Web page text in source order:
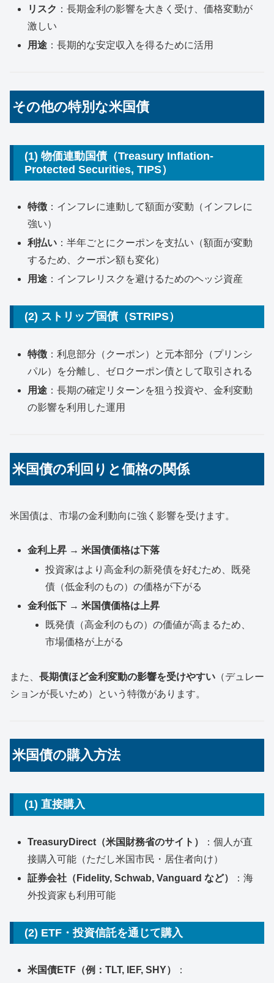
リスク ：長期金利の影響を大きく受け、価格変動が
激しい
用途 ：長期的な安定収入を得るために活用
その他の特別な米国債
(1) 物価連動国債（Treasury Inflation-
Protected Securities, TIPS）
特徴 ：インフレに連動して額面が変動（インフレに
強い）
利払い ：半年ごとにクーポンを支払い（額面が変動
するため、クーポン額も変化）
用途 ：インフレリスクを避けるためのヘッジ資産
(2) ストリップ国債（STRIPS）
特徴 ：利息部分（クーポン）と元本部分（プリンシ
パル）を分離し、ゼロクーポン債として取引される
用途 ：長期の確定リターンを狙う投資や、金利変動
の影響を利用した運用
米国債の利回りと価格の関係
米国債は、市場の金利動向に強く影響を受けます。
金利上昇 → 米国債価格は下落
投資家はより高金利の新発債を好むため、既発
債（低金利のもの）の価格が下がる
金利低下 → 米国債価格は上昇
既発債（高金利のもの）の価値が高まるため、
市場価格が上がる
また、 長期債ほど金利変動の影響を受けやすい （デュレー
ションが長いため）という特徴があります。
米国債の購入方法
(1) 直接購入
TreasuryDirect（米国財務省のサイト）
：個人が直
接購入可能（ただし米国市民・居住者向け）
証券会社（Fidelity, Schwab, Vanguard など）
：海
外投資家も利用可能
(2) ETF・投資信託を通じて購入
米国債ETF（例：TLT, IEF, SHY）
：